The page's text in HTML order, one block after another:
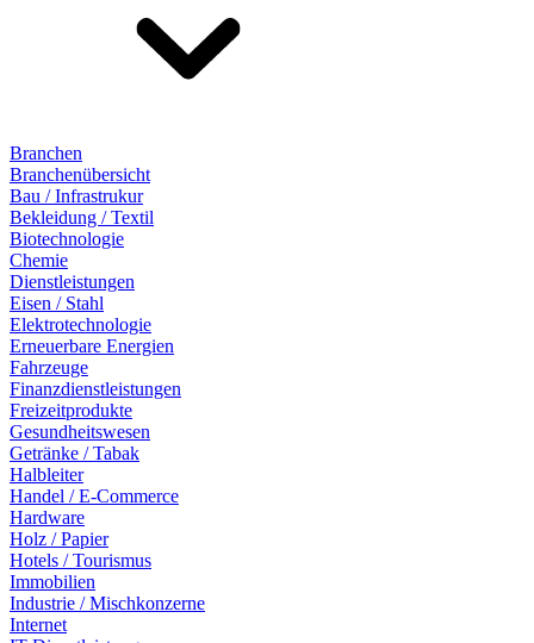
Branchen
Branchenübersicht
Bau / Infrastrukur
Bekleidung / Textil
Biotechnologie
Chemie
Dienstleistungen
Eisen / Stahl
Elektrotechnologie
Erneuerbare Energien
Fahrzeuge
Finanzdienstleistungen
Freizeitprodukte
Gesundheitswesen
Getränke / Tabak
Halbleiter
Handel / E-Commerce
Hardware
Holz / Papier
Hotels / Tourismus
Immobilien
Industrie / Mischkonzerne
Internet